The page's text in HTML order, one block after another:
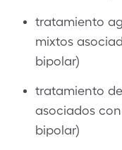
tratamiento
mixtos
bipolar)
tratamiento
asociados
bipolar)